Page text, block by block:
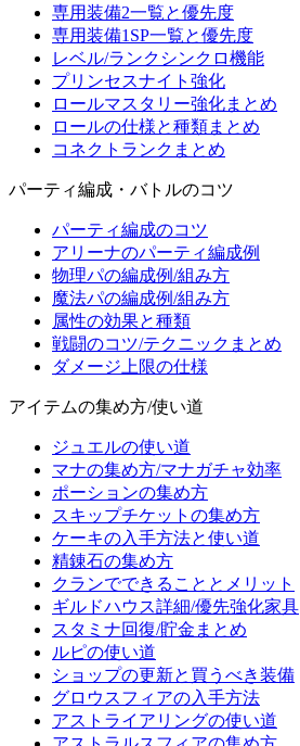
専用装備2一覧と優先度
専用装備1SP一覧と優先度
レベル/ランクシンクロ機能
プリンセスナイト強化
ロールマスタリー強化まとめ
ロールの仕様と種類まとめ
コネクトランクまとめ
パーティ編成・バトルのコツ
パーティ編成のコツ
アリーナのパーティ編成例
物理パの編成例/組み方
魔法パの編成例/組み方
属性の効果と種類
戦闘のコツ/テクニックまとめ
ダメージ上限の仕様
アイテムの集め方/使い道
ジュエルの使い道
マナの集め方/マナガチャ効率
ポーションの集め方
スキップチケットの集め方
ケーキの入手方法と使い道
精錬石の集め方
クランでできることとメリット
ギルドハウス詳細/優先強化家具
スタミナ回復/貯金まとめ
ルピの使い道
ショップの更新と買うべき装備
グロウスフィアの入手方法
アストライアリングの使い道